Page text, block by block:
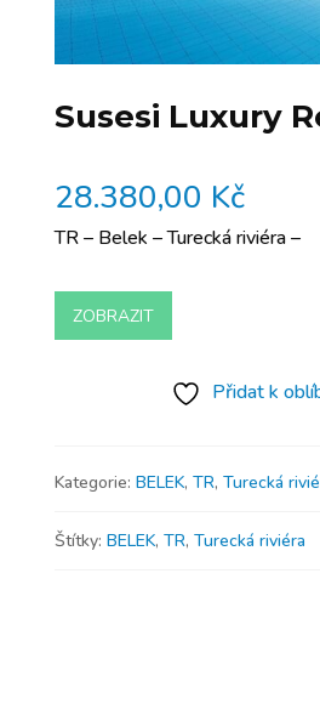
Susesi Luxury
28.380,00 Kč
TR – Belek – Turecká riviéra –
ZOBRAZIT
Přidat k
Kategorie: BELEK, TR, Turecká
Štítky: BELEK, TR, Turecká riviéra